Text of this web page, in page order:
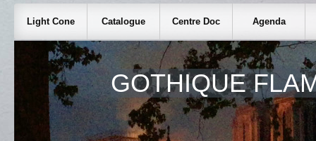
Light Cone Catalogue Centre Doc Agenda
GOTHIQUE